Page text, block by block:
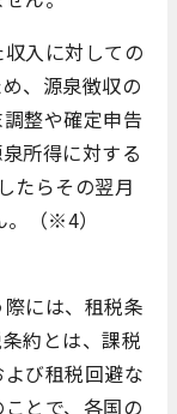
入に対しての
、源泉徴収の
整や確定申告
所得に対する
たらその翌月
（※4）
には、租税条
約とは、課税
び租税回避な
とで、各国の